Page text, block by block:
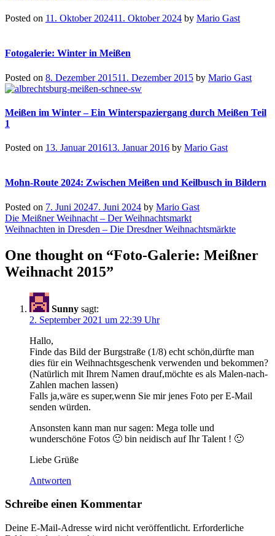
Posted on 11. Oktober 202411. Oktober 2024 by Mario Gast
Fotogalerie: Winter in Meißen
Posted on 8. Dezember 201511. Dezember 2015 by Mario Gast
Meißen im Winter – Ein Winterspaziergang durch Meißen Teil
1
Posted on 13. Januar 201613. Januar 2016 by Mario Gast
Mohn-Route 2024: Zwischen Meißen und Keilbusch in Bildern
Posted on 7. Juni 20247. Juni 2024 by Mario Gast
Beitragsnavigation
Die Meißner Weihnacht – Der Weihnachtsmarkt
Weihnachten in Dresden – Die Dresdner Weihnachtsmärkte
One thought on “Foto-Galerie: Meißner
Weihnacht 2015”
Sunny sagt:
2. September 2021 um 22:39 Uhr
Hallo,
Finde das Bild der Burgstraße (1/8) echt schön,dürfte man
dies für ein Weihnachtsgeschenk verwenden und bekommen?
(Natürlich mit Ihrem Namen drauf,möchte es als Malen-nach-
Zahlen machen lassen)
Falls ja,wäre es super,wenn Sie mir jenes Foto per E-Mail
senden würden.
Ansonsten kann man nur sagen: Mega tolle und
wunderschöne Fotos 🙂 bin neidisch auf Ihr Talent ! 🙂
Liebe Grüße
Antworten
Schreibe einen Kommentar
Deine E-Mail-Adresse wird nicht veröffentlicht. Erforderliche